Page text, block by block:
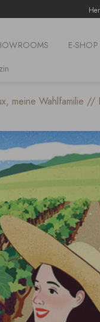
E-SHOP
meine Wahlfamilie